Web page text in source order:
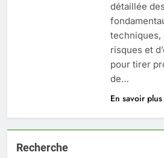
détaillée
techniques,
risques et
pour tirer
de…
En savoir plus
Recherche